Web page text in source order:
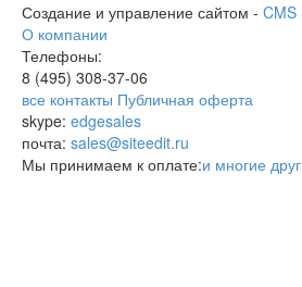
Создание и управление сайтом - CMS
О компании
Телефоны:
8 (495) 308-37-06
все контакты Публичная оферта
skype: edgesales
почта: sales@siteedit.ru
Мы принимаем к оплате:и многие